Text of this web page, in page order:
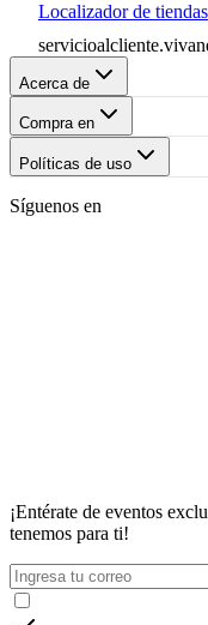
Localizador de tiendas
Acerca de
Compra en
Políticas de uso
Síguenos en
¡Entérate de eventos
tenemos para ti!